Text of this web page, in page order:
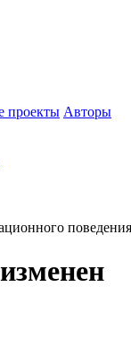
проекты Авторы